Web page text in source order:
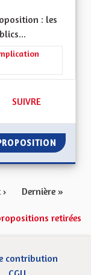
: les
solidarités, les soins
50 ABONNÉS
SUIVRE
Dernière »
retirées
contribution